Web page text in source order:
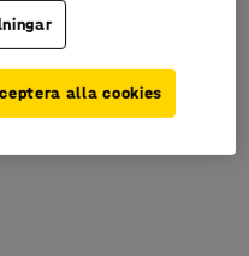
alla cookies